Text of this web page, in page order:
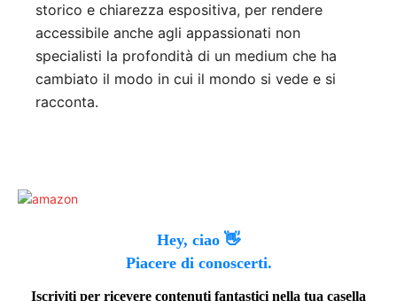
storico e chiarezza espositiva, per rendere
accessibile anche agli appassionati non
specialisti la profondità di un medium che ha
cambiato il modo in cui il mondo si vede e si
racconta.
Hey, ciao 👋
Piacere di conoscerti.
Iscriviti per ricevere contenuti fantastici nella tua casella